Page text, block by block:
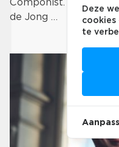
de Jong …
Deze
cookies
te